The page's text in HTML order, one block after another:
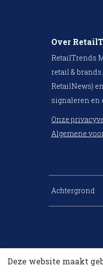
Over
RetailTrends
retail &
RetailNews)
signaleren en
Onze
Algemene
Achtergrond
Deze website maakt